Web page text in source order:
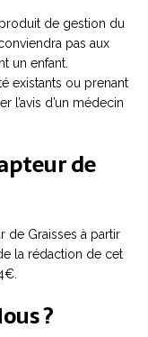
de gestion du
pas aux
un enfant.
existants ou prenant
l’avis d’un médecin
de
de Graisses à partir
la rédaction de cet
?